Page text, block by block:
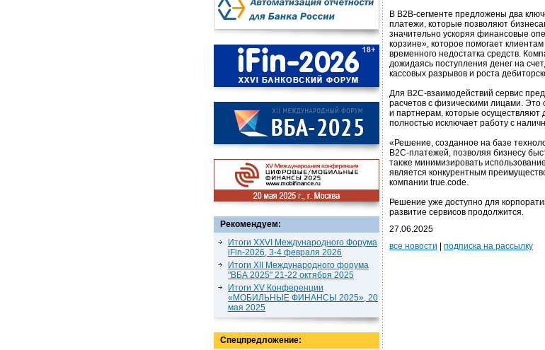
Рекомендуем:
Итоги XXVI Международного Форума
iFin-2026, 3-4 февраля 2026
Итоги XII Международного форума
"ВБА 2025" 21-22 октября 2025
Итоги XV Конференции
«МОБИЛЬНЫЕ ФИНАНСЫ 2025», 20
мая 2025
Спецпредложение:
В B2B-сегменте предложены два
платежи, которые позволяют
значительно ускоряя финансовые
корзине», которое помогает
временного недостатка средств.
дожидаясь поступления денег на
кассовых разрывов и роста
Для B2C-взаимодействий сервис
расчетов с физическими лицами.
и партнерам, которые осуществляют
полностью исключает работу с
«Решение, созданное на базе
B2C-платежей, позволяя бизнесу
также минимизировать
является конкурентным
компании true.code.
Решение уже доступно для
развитие сервисов продолжится.
27.06.2025
все новости
подписка на рассылку